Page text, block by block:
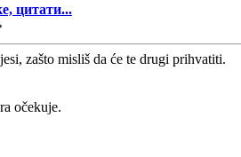
цитати...
zašto misliš da će te drugi prihvatiti.
očekuje.